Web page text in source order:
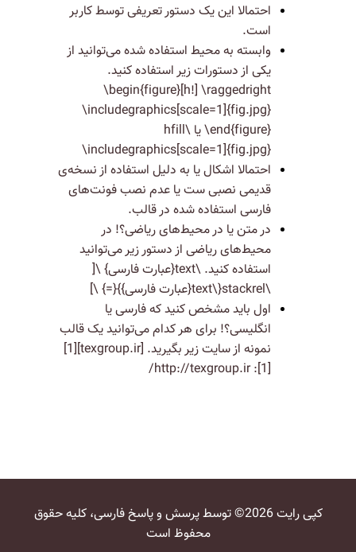
احتمالا این یک دستور تعریفی توسط کاربر
است.
وابسته به محیط استفاده شده می‌توانید از
یکی از دستورات زیر استفاده کنید.
‎\begin{figure}[h!]‎ \raggedright
‎\includegraphics[scale=1]{fig.jpg}‎
\end{figure}‎ یا \hfill
\includegraphics[scale=1]{fig.jpg}‎
احتمالا اشکال یا به دلیل استفاده از نسخه‌ی
قدیمی نصبی ست یا عدم نصب فونت‌های
فارسی استفاده شده در قالب.
در متن یا در محیط‌های ریاضی؟! در
محیط‌های ریاضی از دستور زیر می‌توانید
استفاده کنید. \text{عبارت فارسی} \[
\stackrel{\text{عبارت فارسی}}{=} \]
اول باید مشخص کنید که فارسی یا
انگلیسی؟! برای هر کدام می‌توانید یک قالب
نمونه از سایت زیر بگیرید. [texgroup.ir][1]
[1]: http://texgroup.ir/
کپی رایت 2026© توسط پرسش و پاسخ فارسی، کلیه حقوق
محفوظ است